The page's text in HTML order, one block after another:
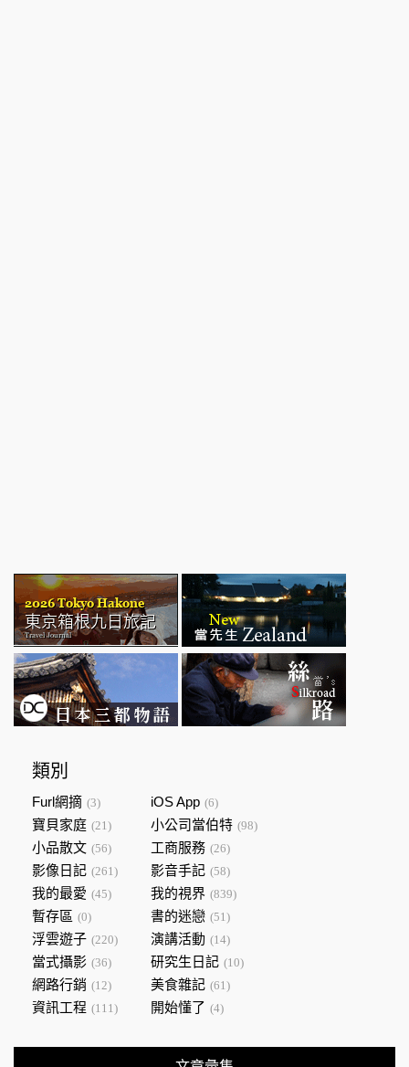
類別
Furl網摘 (3) iOS App (6)
寶貝家庭 (21) 小公司當伯特 (98)
小品散文 (56) 工商服務 (26)
影像日記 (261) 影音手記 (58)
我的最愛 (45) 我的視界 (839)
暫存區 (0) 書的迷戀 (51)
浮雲遊子 (220) 演講活動 (14)
當式攝影 (36) 研究生日記 (10)
網路行銷 (12) 美食雜記 (61)
資訊工程 (111) 開始懂了 (4)